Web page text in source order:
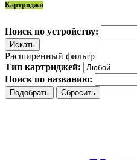
Картриджи
Поиск по устройству:
Расширенный фильтр
Тип картриджей:
Поиск по названию: